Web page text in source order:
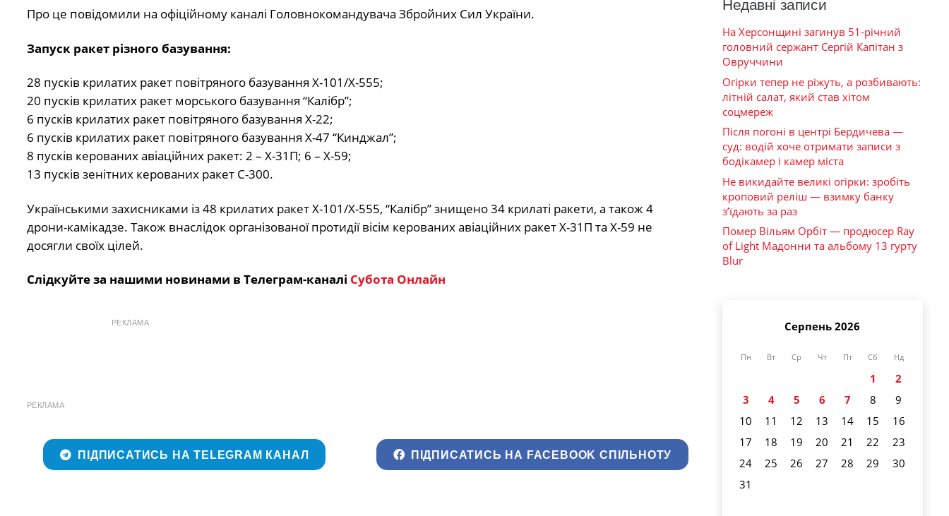
Про це повідомили на офіційному каналі Головнокомандувача Збройних Сил України.
Запуск ракет різного базування:
28 пусків крилатих ракет повітряного базування Х-101/Х-555;
20 пусків крилатих ракет морського базування “Калібр”;
6 пусків крилатих ракет повітряного базування X-22;
6 пусків крилатих ракет повітряного базування Х-47 “Кинджал”;
8 пусків керованих авіаційних ракет: 2 – Х-31П; 6 – X-59;
13 пусків зенітних керованих ракет С-300.
Українськими захисниками із 48 крилатих ракет Х-101/Х-555, “Калібр” знищено 34 крилаті ракети, а також 4
дрони-камікадзе. Також внаслідок організованої протидії вісім керованих авіаційних ракет Х-31П та Х-59 не
досягли своїх цілей.
Слідкуйте за нашими новинами в Телеграм-каналі Субота Онлайн
РЕКЛАМА
РЕКЛАМА
ПІДПИСАТИСЬ НА TELEGRAM КАНАЛ ПІДПИСАТИСЬ НА FACEBOOK СПІЛЬНОТУ
Недавні записи
На Херсонщині загинув 51-річний
головний сержант Сергій Капітан з
Овруччини
Огірки тепер не ріжуть, а розбивають:
літній салат, який став хітом
соцмереж
Після погоні в центрі Бердичева —
суд: водій хоче отримати записи з
бодікамер і камер міста
Не викидайте великі огірки: зробіть
кроповий реліш — взимку банку
з’їдають за раз
Помер Вільям Орбіт — продюсер Ray
of Light Мадонни та альбому 13 гурту
Blur
Серпень 2026
Пн Вт Ср Чт Пт Сб Нд
1
2
3
4 5 6 7 8
9
10
11 12 13 14 15
16
17
18 19 20 21 22
23
24
25 26 27 28 29
30
31